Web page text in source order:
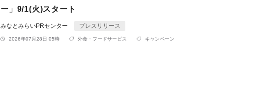
ー」9/1(火)スタート
みなとみらいPRセンター プレスリリース
2026年07月28日 05時 外食・フードサービス キャンペーン